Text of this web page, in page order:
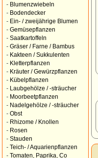
- Blumenzwiebeln
- Bodendecker
- Ein- / zweijährige Blumen
- Gemüsepflanzen
- Saatkartoffeln
- Gräser / Farne / Bambus
- Kakteen / Sukkulenten
- Kletterpflanzen
- Kräuter / Gewürzpflanzen
- Kübelpflanzen
-
Laubgehölze / -sträucher
- Moorbeetpflanzen
- Nadelgehölze / -sträucher
- Obst
- Rhizome / Knollen
- Rosen
- Stauden
- Teich- / Aquarienpflanzen
- Tomaten, Paprika, Co